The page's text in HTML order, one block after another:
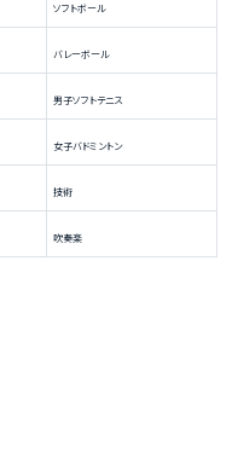
ソフトボール
バレーボール
男子ソフトテニス
女子バドミントン
技術
吹奏楽